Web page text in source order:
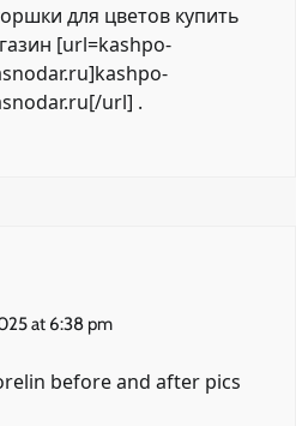
для цветов купить
[url=kashpo-
url] .
at 6:38 pm
before and after pics